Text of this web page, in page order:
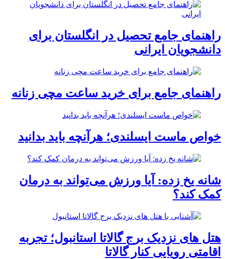
راهنمای جامع تحصیل در انگلستان برای
دانشجویان ایرانی
راهنمای جامع برای خرید ساعت مچی زنانه
خواص ماست ایسلندی؛ هرآنچه باید بدانید
شانه یخ زده: آیا ورزش می‌تواند به درمان
کمک کند؟
هتل های نزدیک برج گالاتا استانبول؛ تجربه
اقامتی رویایی کنار گالاتا